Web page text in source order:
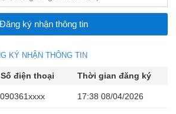
KÝ NHẬN THÔNG TIN
Số điện thoại Thời gian đăng ký
090361xxxx 17:38 08/04/2026